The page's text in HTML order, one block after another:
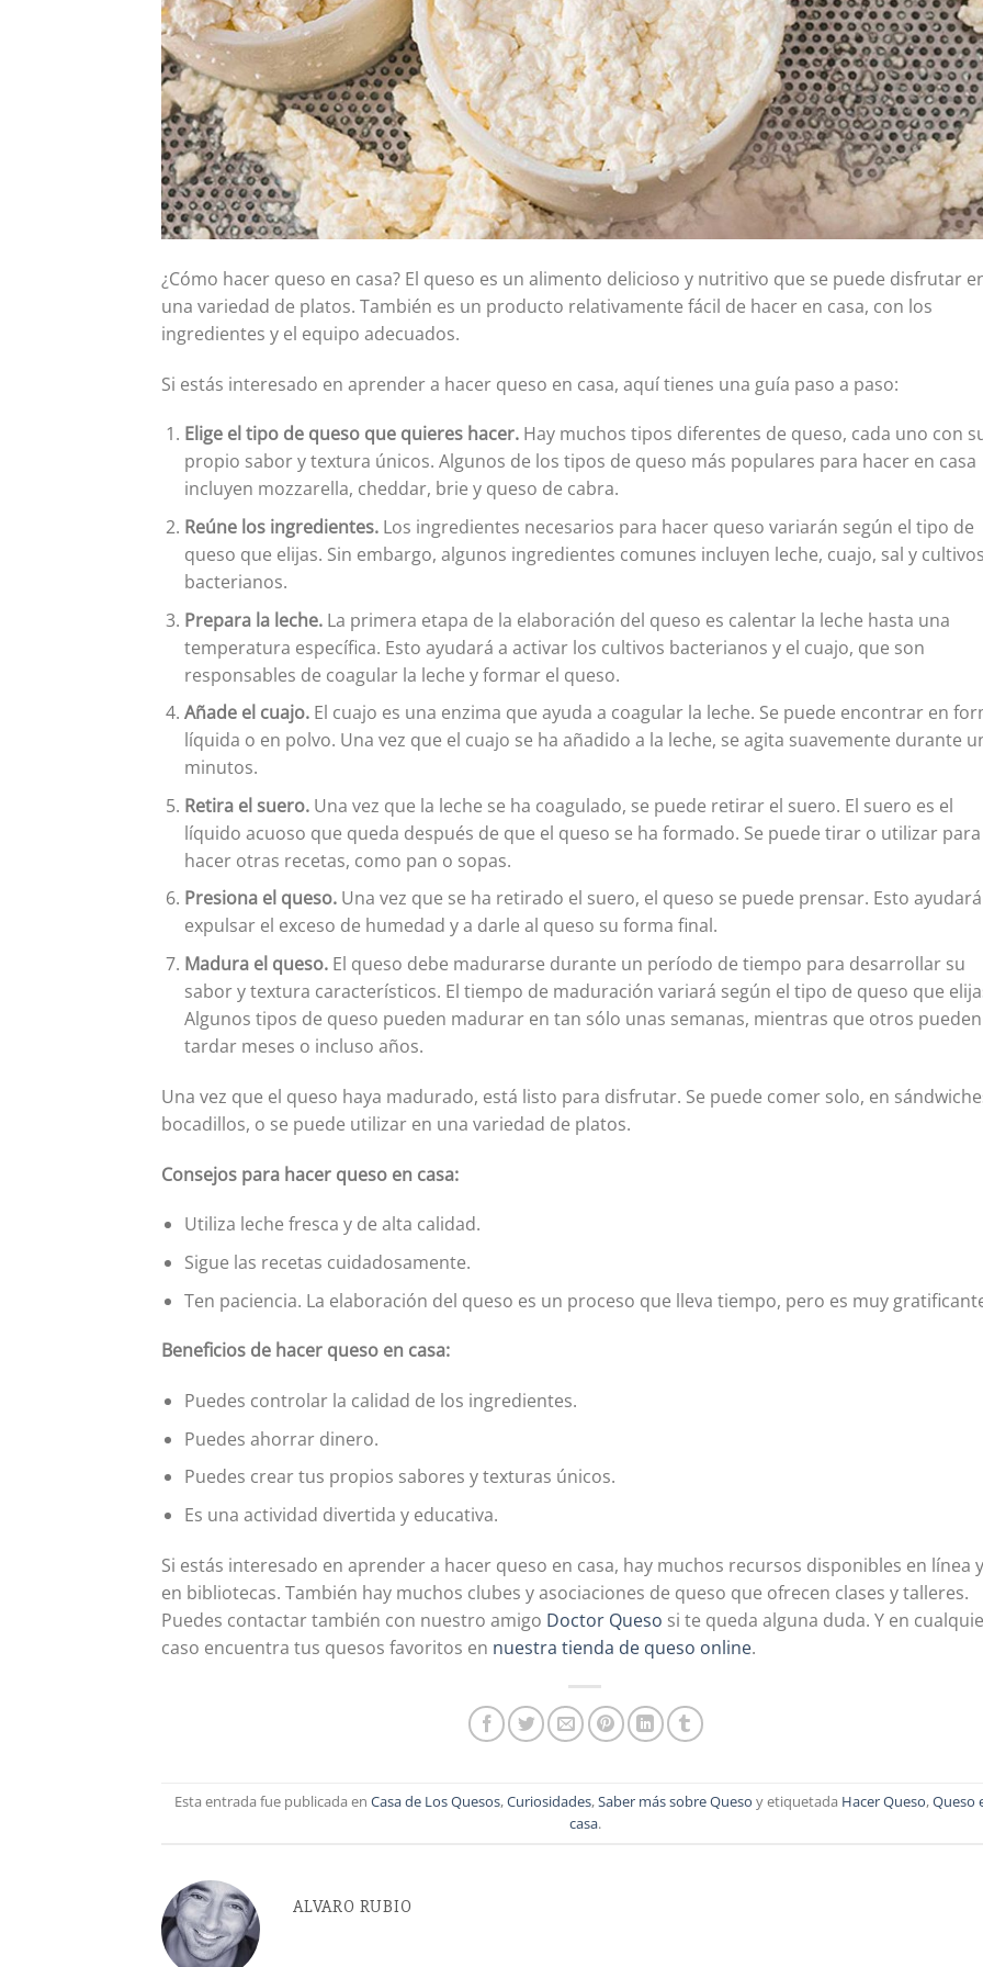
¿Cómo hacer queso en casa? El queso es un alimento delicioso y nutritivo que se puede disfrutar
una variedad de platos. También es un producto relativamente fácil de hacer en casa, con los
ingredientes y el equipo adecuados.
Si estás interesado en aprender a hacer queso en casa, aquí tienes una guía paso a paso:
Elige el tipo de queso que quieres hacer.Hay muchos tipos diferentes de queso, cada uno con
propio sabor y textura únicos. Algunos de los tipos de queso más populares para hacer en casa
incluyen mozzarella, cheddar, brie y queso de cabra.
Reúne los ingredientes.Los ingredientes necesarios para hacer queso variarán según el tipo de
queso que elijas. Sin embargo, algunos ingredientes comunes incluyen leche, cuajo, sal y cultivos
bacterianos.
Prepara la leche.La primera etapa de la elaboración del queso es calentar la leche hasta una
temperatura específica. Esto ayudará a activar los cultivos bacterianos y el cuajo, que son
responsables de coagular la leche y formar el queso.
Añade el cuajo.El cuajo es una enzima que ayuda a coagular la leche. Se puede encontrar en
líquida o en polvo. Una vez que el cuajo se ha añadido a la leche, se agita suavemente durante
minutos.
Retira el suero.Una vez que la leche se ha coagulado, se puede retirar el suero. El suero es el
líquido acuoso que queda después de que el queso se ha formado. Se puede tirar o utilizar para
hacer otras recetas, como pan o sopas.
Presiona el queso.Una vez que se ha retirado el suero, el queso se puede prensar. Esto
expulsar el exceso de humedad y a darle al queso su forma final.
Madura el queso.El queso debe madurarse durante un período de tiempo para desarrollar su
sabor y textura característicos. El tiempo de maduración variará según el tipo de queso que
Algunos tipos de queso pueden madurar en tan sólo unas semanas, mientras que otros pueden
tardar meses o incluso años.
Una vez que el queso haya madurado, está listo para disfrutar. Se puede comer solo, en
bocadillos, o se puede utilizar en una variedad de platos.
Consejos para hacer queso en casa:
Utiliza leche fresca y de alta calidad.
Sigue las recetas cuidadosamente.
Ten paciencia. La elaboración del queso es un proceso que lleva tiempo, pero es muy
Beneficios de hacer queso en casa:
Puedes controlar la calidad de los ingredientes.
Puedes ahorrar dinero.
Puedes crear tus propios sabores y texturas únicos.
Es una actividad divertida y educativa.
Si estás interesado en aprender a hacer queso en casa, hay muchos recursos disponibles en línea y
en bibliotecas. También hay muchos clubes y asociaciones de queso que ofrecen clases y talleres.
Puedes contactar también con nuestro amigo Doctor Queso si te queda alguna duda. Y en
caso encuentra tus quesos favoritos en nuestra tienda de queso online.
Esta entrada fue publicada enCasa de Los Quesos,Curiosidades,Saber más sobre Queso y etiquetada Hacer Queso,Queso
casa.
ALVARO RUBIO